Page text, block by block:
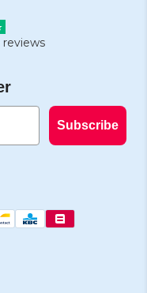
reviews
Subscribe